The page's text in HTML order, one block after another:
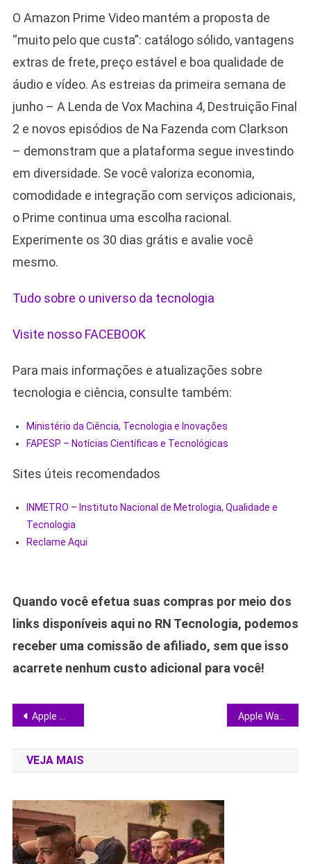
O Amazon Prime Video mantém a proposta de
“muito pelo que custa”: catálogo sólido, vantagens
extras de frete, preço estável e boa qualidade de
áudio e vídeo. As estreias da primeira semana de
junho – A Lenda de Vox Machina 4, Destruição Final
2 e novos episódios de Na Fazenda com Clarkson
– demonstram que a plataforma segue investindo
em diversidade. Se você valoriza economia,
comodidade e integração com serviços adicionais,
o Prime continua uma escolha racional.
Experimente os 30 dias grátis e avalie você
mesmo.
Tudo sobre o universo da tecnologia
Visite nosso FACEBOOK
Para mais informações e atualizações sobre
tecnologia e ciência, consulte também:
Ministério da Ciência, Tecnologia e Inovações
FAPESP – Notícias Científicas e Tecnológicas
Sites úteis recomendados
INMETRO – Instituto Nacional de Metrologia, Qualidade e
Tecnologia
Reclame Aqui
Quando você efetua suas compras por meio dos
links disponíveis aqui no RN Tecnologia, podemos
receber uma comissão de afiliado, sem que isso
acarrete nenhum custo adicional para você!
Navegação
de
Post
Apple Watch Series 8 Aluminium: vale o investimento no smartwatch mais completo da Apple?
VEJA MAIS